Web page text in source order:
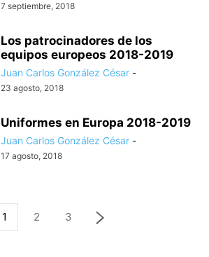
7 septiembre, 2018
Los patrocinadores de los
equipos europeos 2018-2019
Juan Carlos González César -
23 agosto, 2018
Uniformes en Europa 2018-2019
Juan Carlos González César -
17 agosto, 2018
1 2 3